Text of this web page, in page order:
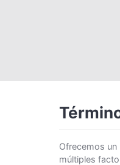
Ofrecemos
múltiples